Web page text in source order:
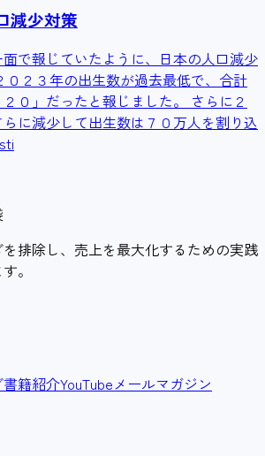
減少対策
で報じていたように、日本の人口減少
０２３年の出生数が過去最低で、合計
０」だったと報じました。 さらに２
に減少して出生数は７０万人を割り込
排除し、売上を最大化するための実践
。
書籍紹介YouTubeメールマガジン